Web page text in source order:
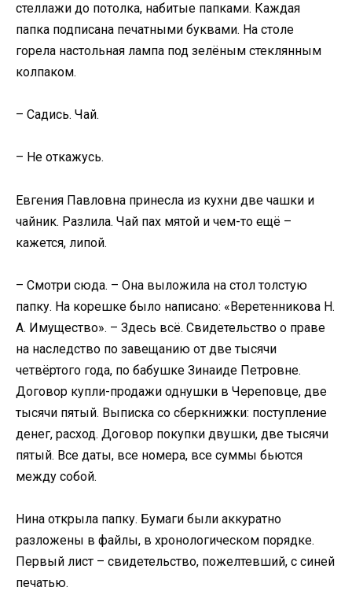
стеллажи до потолка, набитые папками. Каждая
папка подписана печатными буквами. На столе
горела настольная лампа под зелёным стеклянным
колпаком.
– Садись. Чай.
– Не откажусь.
Евгения Павловна принесла из кухни две чашки и
чайник. Разлила. Чай пах мятой и чем-то ещё –
кажется, липой.
– Смотри сюда. – Она выложила на стол толстую
папку. На корешке было написано: «Веретенникова Н.
А. Имущество». – Здесь всё. Свидетельство о праве
на наследство по завещанию от две тысячи
четвёртого года, по бабушке Зинаиде Петровне.
Договор купли-продажи однушки в Череповце, две
тысячи пятый. Выписка со сберкнижки: поступление
денег, расход. Договор покупки двушки, две тысячи
пятый. Все даты, все номера, все суммы бьются
между собой.
Нина открыла папку. Бумаги были аккуратно
разложены в файлы, в хронологическом порядке.
Первый лист – свидетельство, пожелтевший, с синей
печатью.